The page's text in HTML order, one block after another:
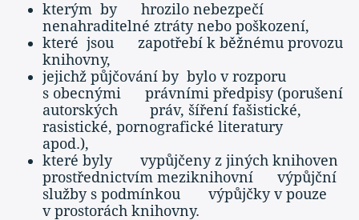
kterým by hrozilo nebezpečí
nenahraditelné ztráty nebo poškození,
které jsou zapotřebí k běžnému provozu
knihovny,
jejichž půjčování by bylo v rozporu
s obecnými právními předpisy (porušení
autorských práv, šíření fašistické,
rasistické, pornografické literatury
apod.),
které byly vypůjčeny z jiných knihoven
prostřednictvím meziknihovní výpůjční
služby s podmínkou výpůjčky v pouze
v prostorách knihovny.